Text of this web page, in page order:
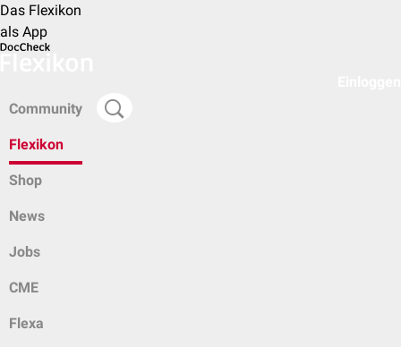
Das Flexikon
als App
Community
Flexikon
Shop
News
Jobs
CME
Flexa